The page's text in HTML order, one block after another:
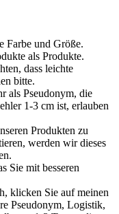
Farbe und Größe.
als Produkte.
dass leichte
bitte.
als Pseudonym, die
1-3 cm ist, erlauben
Produkten zu
werden wir dieses
Sie mit besseren
klicken Sie auf meinen
Pseudonym, Logistik,